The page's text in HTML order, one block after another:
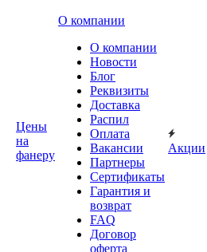
Цены
на
фанеру
О компании
О компании
Новости
Блог
Реквизиты
Доставка
Распил
Оплата
Вакансии
Партнеры
Сертификаты
Гарантия и
возврат
FAQ
Договор
оферта
Акции